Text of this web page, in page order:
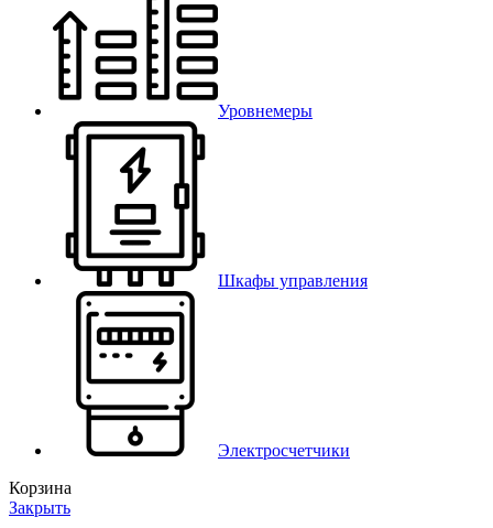
Уровнемеры
Шкафы управления
Электросчетчики
Корзина
Закрыть